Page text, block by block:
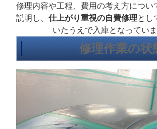
修理内容や工程、費用の考え方につい
説明し、 仕上がり重視の自費修理とし
いたうえで入庫となっていま
修理作業の状